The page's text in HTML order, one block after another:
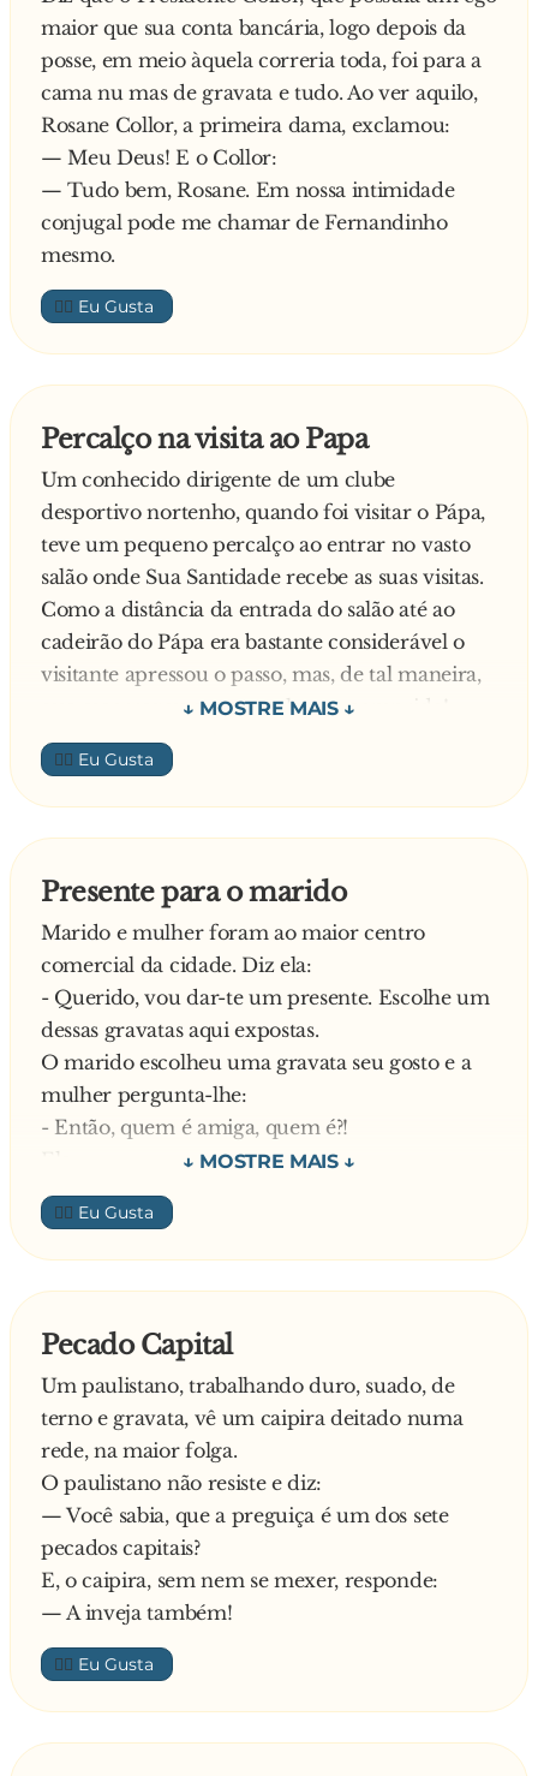
- Ui… Olha lá, o que é que tu lhes disseste, para
eles fazerem isso?
E respondeu o motorista:
- Eu só disse o que me mandou dizer! Cheguei
lá e disse: Eu sou o motorista do Primeiro
Ministro e acabo de matar o porco…
maior que sua conta bancária, logo depois da
posse, em meio àquela correria toda, foi para a
cama nu mas de gravata e tudo. Ao ver aquilo,
Rosane Collor, a primeira dama, exclamou:
— Meu Deus! E o Collor:
— Tudo bem, Rosane. Em nossa intimidade
conjugal pode me chamar de Fernandinho
mesmo.
👍🏼
Percalço na visita ao Papa
Um conhecido dirigente de um clube
desportivo nortenho, quando foi visitar o Pápa,
teve um pequeno percalço ao entrar no vasto
salão onde Sua Santidade recebe as suas visitas.
Como a distância da entrada do salão até ao
cadeirão do Pápa era bastante considerável o
visitante apressou o passo, mas, de tal maneira,
que escorregou e se estatelou ao comprido!
Enquanto se compunha da queda, o Pápa foi-se
aproximando e disse:
- Buonna sera, figlio mio!
Responde o homem do desporto, enquanto
gravata:
- A cêra é báua,mas iscorrega muito, carago!
—
👍🏼
Presente para o marido
Marido e mulher foram ao maior centro
comercial da cidade. Diz ela:
- Querido, vou dar-te um presente. Escolhe um
dessas gravatas aqui expostas.
O marido escolheu uma gravata seu gosto e a
mulher pergunta-lhe:
- Então, quem é amiga, quem é?!
Ele:
- És tu querida! Vá diz lá o que queres
Ela:
- Hmmm pode ser aquele casaco de vison!
—
👍🏼
Pecado Capital
Um paulistano, trabalhando duro, suado, de
terno e gravata, vê um caipira deitado numa
rede, na maior folga.
O paulistano não resiste e diz:
— Você sabia, que a preguiça é um dos sete
pecados capitais?
E, o caipira, sem nem se mexer, responde:
— A inveja também!
👍🏼